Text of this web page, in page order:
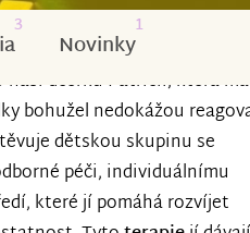
3
Novinky
1
naši dcerku Patricii, která má
bohužel nedokážou
dětskou skupinu se
péči, individuálnímu
které jí pomáhá rozvíjet